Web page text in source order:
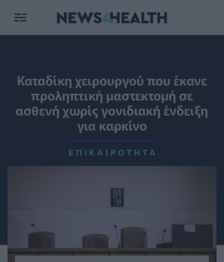
Καταδίκη χειρουργού που έκανε
προληπτική μαστεκτομή σε
ασθενή χωρίς γονιδιακή ένδειξη
για καρκίνο
ΕΠΙΚΑΙΡΌΤΗΤΑ